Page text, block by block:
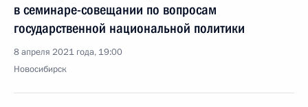
в семинаре-совещании по вопросам
государственной национальной политики
8 апреля 2021 года, 19:00
Новосибирск